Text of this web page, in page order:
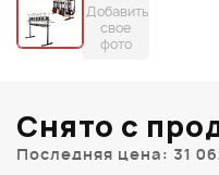
Добавить
свое
фото
Снято с
Последняя цена: 31